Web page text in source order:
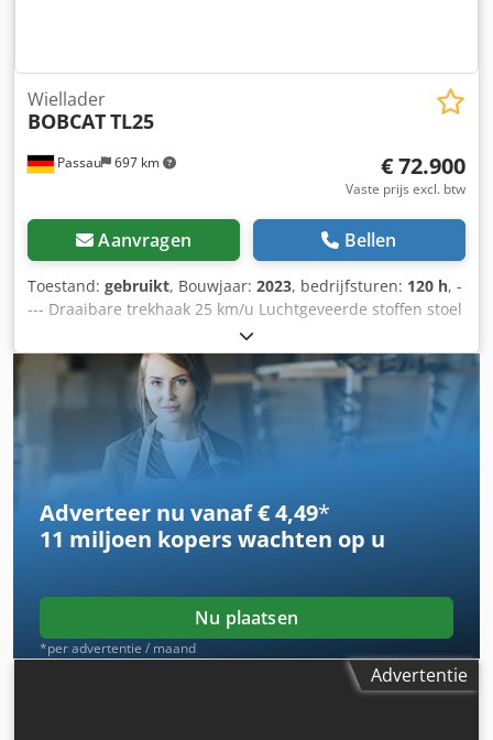
Passau 697 km
Wiellader
BOBCATTL25
€ 72.900
Vaste prijs excl. btw
Aanvragen Bellen
Toestand: gebruikt, Bouwjaar: 2023, bedrijfsturen: 120 h, -
--- Draaibare trekhaak 25 km/u Luchtgeveerde stoffen stoel
Hydraulische vergrendeling – ?Quick-TACH?
Airconditioning Extra hydrauliek Omkeerbare ventilator
Achteruitrijcamera Gereedschapskist Inclusief palletvork
Inclusief grondbak Inclusief balenspies Chjdpfjzkzwpox
Aiksa Garantie loopt tot: 16.09.2028 Locatie: Neustadt an
der Orla
Adverteer nu vanaf € 4,49*
11 miljoen koperswachten op u
Nu plaatsen
*per advertentie / maand
Advertentie